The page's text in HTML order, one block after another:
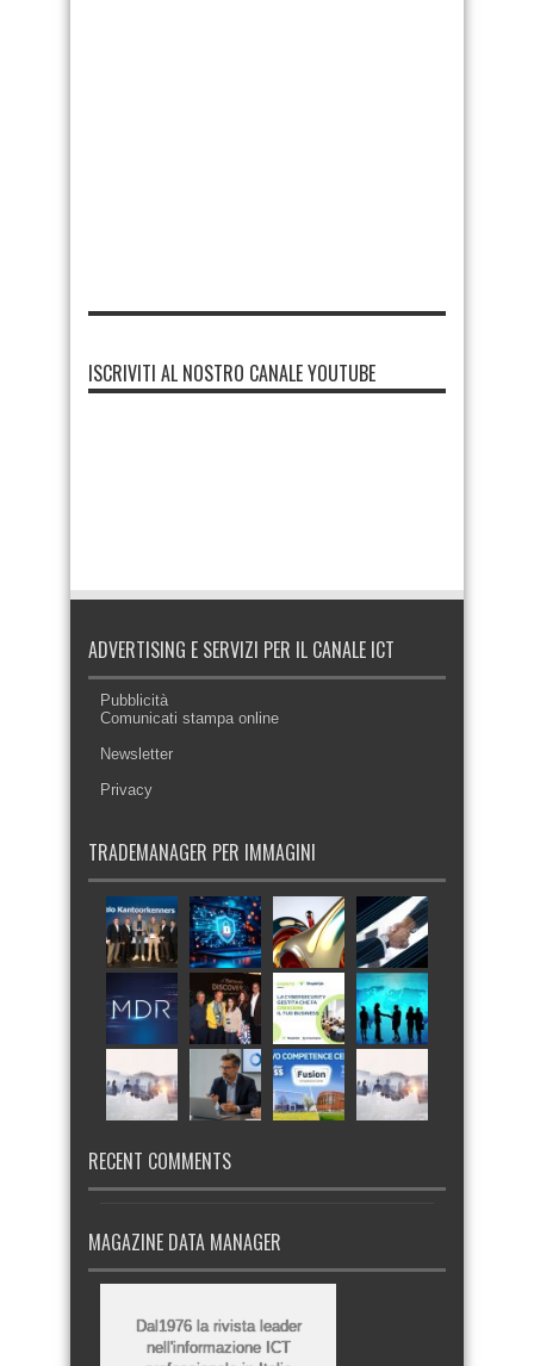
ISCRIVITI AL NOSTRO CANALE YOUTUBE
ADVERTISING E SERVIZI PER IL CANALE ICT
Pubblicità
Comunicati stampa online
Newsletter
Privacy
TRADEMANAGER PER IMMAGINI
RECENT COMMENTS
MAGAZINE DATA MANAGER
Dal1976 la rivista leader
nell'informazione ICT